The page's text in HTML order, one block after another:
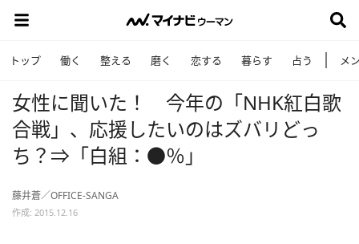
トップ 働く 整える 磨く 恋する 暮らす 占う メ
女性に聞いた！ 今年の「NHK紅白歌
合戦」、応援したいのはズバリどっ
ち？⇒「白組：●％」
藤井蒼／OFFICE-SANGA
作成: 2015.12.16